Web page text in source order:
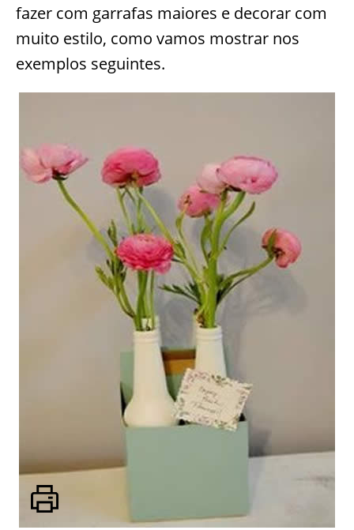
fazer com garrafas maiores e decorar com
muito estilo, como vamos mostrar nos
exemplos seguintes.